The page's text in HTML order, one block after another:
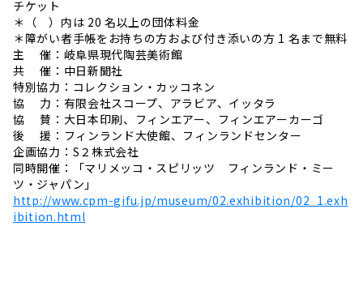
チケット
＊（ ）内は 20 名以上の団体料金
＊障がい者手帳をお持ちの方および付き添いの方 1 名まで無料
主 催：岐阜県現代陶芸美術館
共 催：中日新聞社
特別協力：コレクション・カッコネン
協 力：有限会社スコープ、アラビア、イッタラ
協 賛：大日本印刷、フィンエアー、フィンエアーカーゴ
後 援：フィンランド大使館、フィンランドセンター
企画協力：S２株式会社
同時開催：「マリメッコ・スピリッツ フィンランド・ミー
ツ・ジャパン」
http://www.cpm-gifu.jp/museum/02.exhibition/02_1.exh
ibition.html